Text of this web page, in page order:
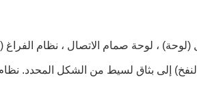
، لوحة صمام الاتصال ، نظام الفراغ
إلى بثاق لسيط من الشكل المحدد.